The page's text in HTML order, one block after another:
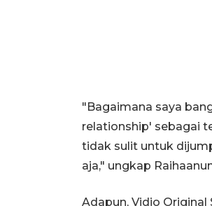
"Bagaimana saya
relationship' sebagai
tidak sulit untuk
aja," ungkap
Adapun, Vidio Original